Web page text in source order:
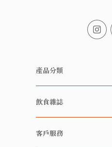
產品分類
有機/無農藥新鮮蔬果
有機 / 無添加飲品
飲食雜誌
快樂家庭 飲食雜誌
客戶服務